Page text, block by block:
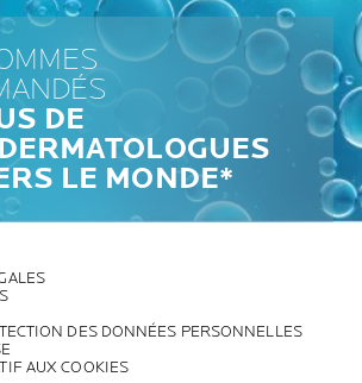
DE
LE MONDE*
DES DONNÉES PERSONNELLES
AUX COOKIES